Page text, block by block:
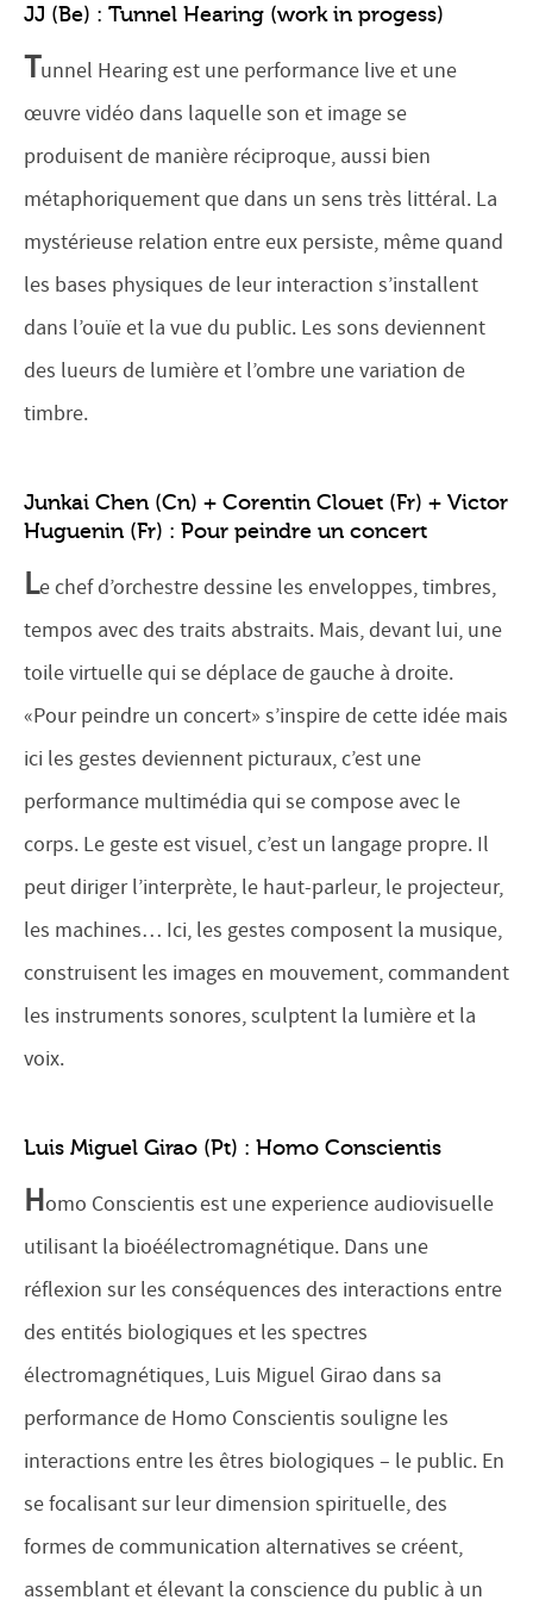
JJ (Be) : Tunnel Hearing (work in progess)
Tunnel Hearing est une performance live et une
œuvre vidéo dans laquelle son et image se
produisent de manière réciproque, aussi bien
métaphoriquement que dans un sens très littéral. La
mystérieuse relation entre eux persiste, même quand
les bases physiques de leur interaction s’installent
dans l’ouïe et la vue du public. Les sons deviennent
des lueurs de lumière et l’ombre une variation de
timbre.
Junkai Chen (Cn) + Corentin Clouet (Fr) + Victor
Huguenin (Fr) : Pour peindre un concert
Le chef d’orchestre dessine les enveloppes, timbres,
tempos avec des traits abstraits. Mais, devant lui, une
toile virtuelle qui se déplace de gauche à droite.
«Pour peindre un concert» s’inspire de cette idée mais
ici les gestes deviennent picturaux, c’est une
performance multimédia qui se compose avec le
corps. Le geste est visuel, c’est un langage propre. Il
peut diriger l’interprète, le haut-parleur, le projecteur,
les machines… Ici, les gestes composent la musique,
construisent les images en mouvement, commandent
les instruments sonores, sculptent la lumière et la
voix.
Luis Miguel Girao (Pt) : Homo Conscientis
Homo Conscientis est une experience audiovisuelle
utilisant la bioéélectromagnétique. Dans une
réflexion sur les conséquences des interactions entre
des entités biologiques et les spectres
électromagnétiques, Luis Miguel Girao dans sa
performance de Homo Conscientis souligne les
interactions entre les êtres biologiques – le public. En
se focalisant sur leur dimension spirituelle, des
formes de communication alternatives se créent,
assemblant et élevant la conscience du public à un